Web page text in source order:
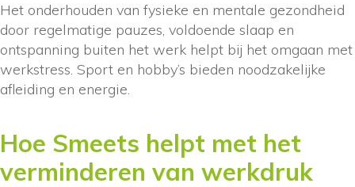
Het onderhouden van fysieke en mentale gezondheid
door regelmatige pauzes, voldoende slaap en
ontspanning buiten het werk helpt bij het omgaan met
werkstress. Sport en hobby’s bieden noodzakelijke
afleiding en energie.
Hoe Smeets helpt met het
verminderen van werkdruk